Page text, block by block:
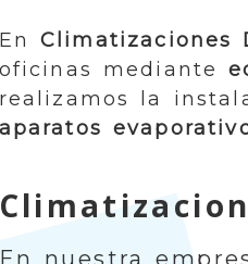
En Climatizaciones
oficinas mediante
realizamos la
aparatos
En nuestra